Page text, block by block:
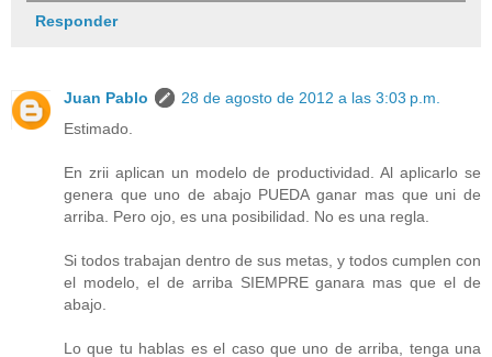
Responder
Juan Pablo
28 de agosto de 2012 a las 3:03 p.m.
Estimado.
En zrii aplican un modelo de productividad. Al aplicarlo se
genera que uno de abajo PUEDA ganar mas que uni de
arriba. Pero ojo, es una posibilidad. No es una regla.
Si todos trabajan dentro de sus metas, y todos cumplen con
el modelo, el de arriba SIEMPRE ganara mas que el de
abajo.
Lo que tu hablas es el caso que uno de arriba, tenga una